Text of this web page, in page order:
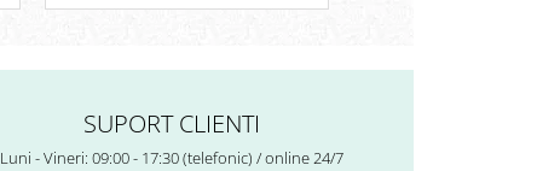
SUPORT CLIENTI
Luni - Vineri: 09:00 - 17:30 (telefonic) / online 24/7